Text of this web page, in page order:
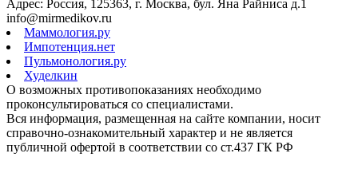
Адрес: Россия, 125363, г. Москва, бул. Яна Райниса д.1
info@mirmedikov.ru
Маммология.ру
Импотенция.нет
Пульмонология.ру
Худелкин
О возможных противопоказаниях необходимо
проконсультироваться со специалистами.
Вся информация, размещенная на сайте компании, носит
справочно-ознакомительный характер и не является
публичной офертой в соответствии со ст.437 ГК РФ